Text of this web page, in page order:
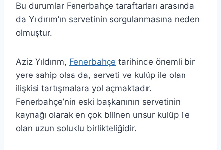
Bu durumlar Fenerbahçe taraftarları arasında
da Yıldırım’ın servetinin sorgulanmasına neden
olmuştur.
Aziz Yıldırım, Fenerbahçe tarihinde önemli bir
yere sahip olsa da, serveti ve kulüp ile olan
ilişkisi tartışmalara yol açmaktadır.
Fenerbahçe’nin eski başkanının servetinin
kaynağı olarak en çok bilinen unsur kulüp ile
olan uzun soluklu birlikteliğidir.